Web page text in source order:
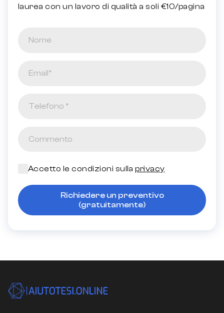
laurea con un lavoro di qualità a soli €10/pagina
Accetto le condizioni sullaprivacy
Richiedere un preventivo
(gratuitamente)